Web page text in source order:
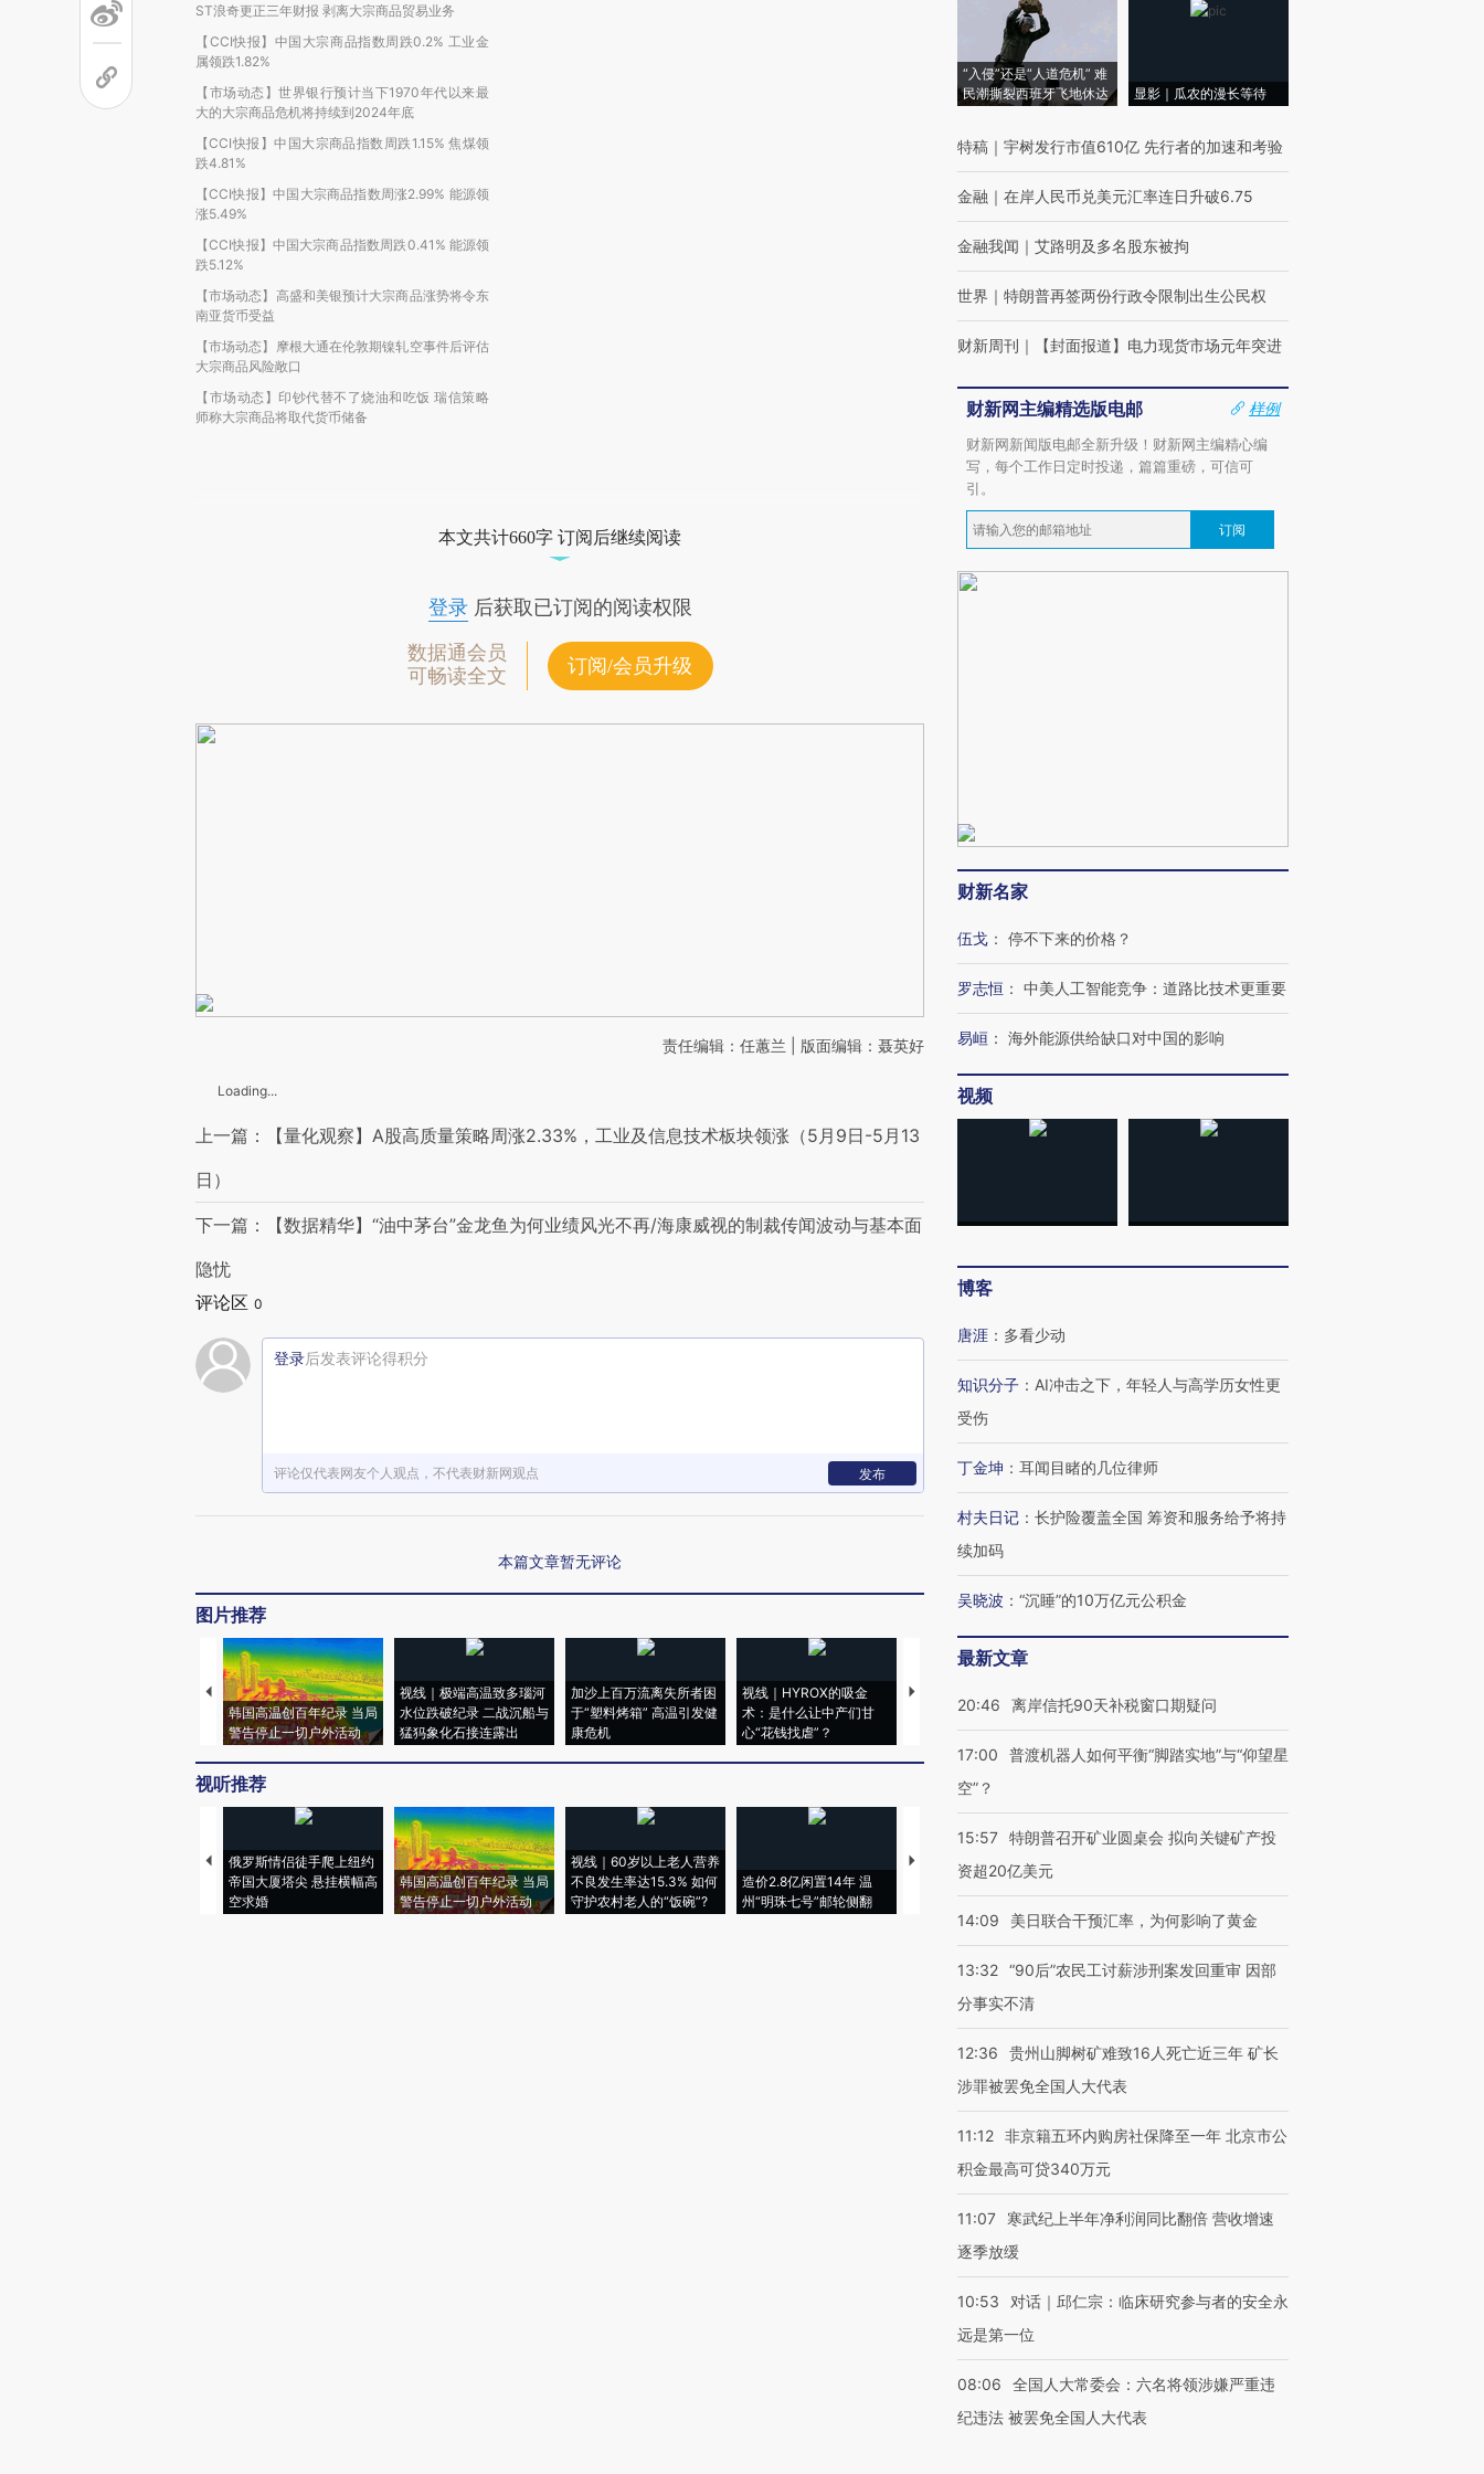
ST浪奇更正三年财报 剥离大宗商品贸易业务
【CCI快报】中国大宗商品指数周跌0.2% 工业金
属领跌1.82%
【市场动态】世界银行预计当下1970年代以来最
大的大宗商品危机将持续到2024年底
【CCI快报】中国大宗商品指数周跌1.15% 焦煤领
跌4.81%
【CCI快报】中国大宗商品指数周涨2.99% 能源领
涨5.49%
【CCI快报】中国大宗商品指数周跌0.41% 能源领
跌5.12%
【市场动态】高盛和美银预计大宗商品涨势将令东
南亚货币受益
【市场动态】摩根大通在伦敦期镍轧空事件后评估
大宗商品风险敞口
【市场动态】印钞代替不了烧油和吃饭 瑞信策略
师称大宗商品将取代货币储备
本文共计660字 订阅后继续阅读
登录后获取已订阅的阅读权限
数据通会员
可畅读全文
订阅/会员升级
责任编辑：任蕙兰 | 版面编辑：聂英好
Loading...
上一篇：【量化观察】A股高质量策略周涨2.33%，工业及信息技术板块领涨（5月9日-5月13
日）
下一篇：【数据精华】“油中茅台”金龙鱼为何业绩风光不再/海康威视的制裁传闻波动与基本面
隐忧
评论区 0
登录后发表评论得积分
评论仅代表网友个人观点，不代表财新网观点 发布
本篇文章暂无评论
图片推荐
韩国高温创百年纪录 当局
警告停止一切户外活动
视线｜极端高温致多瑙河
水位跌破纪录 二战沉船与
猛犸象化石接连露出
加沙上百万流离失所者困
于“塑料烤箱” 高温引发健
康危机
视线｜HYROX的吸金
术：是什么让中产们甘
心“花钱找虐”？
马航飞行员跨国走私7万
粒摇头丸 尿检体内含3种
度Z世代 用街头抗争将教
育部长拱下台
飞地休达
视听推荐
俄罗斯情侣徒手爬上纽约
帝国大厦塔尖 悬挂横幅高
空求婚
韩国高温创百年纪录 当局
警告停止一切户外活动
视线｜60岁以上老人营养
不良发生率达15.3% 如何
守护农村老人的“饭碗”?
造价2.8亿闲置14年 温
州“明珠七号”邮轮侧翻
特朗普出席葬礼疑似打瞌
睡引争议 白宫怒斥批评
者“堕落的白痴”
阿根廷3-0阿尔及利亚
猛犸象化石接连露出
“入侵”还是“人道危机” 难
民潮撕裂西班牙飞地休达
显影｜瓜农的漫长等待
特稿 ｜ 宇树发行市值610亿 先行者的加速和考验
金融 ｜ 在岸人民币兑美元汇率连日升破6.75
金融我闻 ｜ 艾路明及多名股东被拘
世界 ｜ 特朗普再签两份行政令限制出生公民权
财新周刊 ｜ 【封面报道】电力现货市场元年突进
财新网主编精选版电邮
样例
财新网新闻版电邮全新升级！财新网主编精心编
写，每个工作日定时投递，篇篇重磅，可信可
引。
订阅
财新名家
伍戈 ： 停不下来的价格？
罗志恒 ： 中美人工智能竞争：道路比技术更重要
易峘 ： 海外能源供给缺口对中国的影响
视频
博客
唐涯 ： 多看少动
知识分子 ： AI冲击之下，年轻人与高学历女性更
受伤
丁金坤 ： 耳闻目睹的几位律师
村夫日记 ： 长护险覆盖全国 筹资和服务给予将持
续加码
吴晓波 ： “沉睡”的10万亿元公积金
最新文章
20:46 离岸信托90天补税窗口期疑问
17:00
普渡机器人如何平衡“脚踏实地”与“仰望星
空”？
15:57 特朗普召开矿业圆桌会 拟向关键矿产投
资超20亿美元
14:09 美日联合干预汇率，为何影响了黄金
13:32 “90后”农民工讨薪涉刑案发回重审 因部
分事实不清
12:36
贵州山脚树矿难致16人死亡近三年 矿长
涉罪被罢免全国人大代表
11:12 非京籍五环内购房社保降至一年 北京市公
积金最高可贷340万元
11:07
寒武纪上半年净利润同比翻倍 营收增速
逐季放缓
10:53
对话｜邱仁宗：临床研究参与者的安全永
远是第一位
08:06
全国人大常委会：六名将领涉嫌严重违
纪违法 被罢免全国人大代表